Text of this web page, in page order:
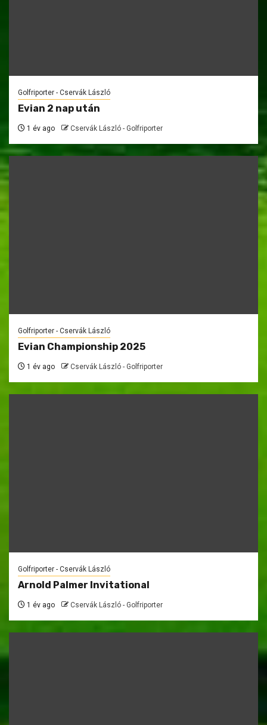
Golfriporter - Cservák László
Evian 2 nap után
1 év ago Cservák László - Golfriporter
Golfriporter - Cservák László
Evian Championship 2025
1 év ago Cservák László - Golfriporter
Golfriporter - Cservák László
Arnold Palmer Invitational
1 év ago Cservák László - Golfriporter